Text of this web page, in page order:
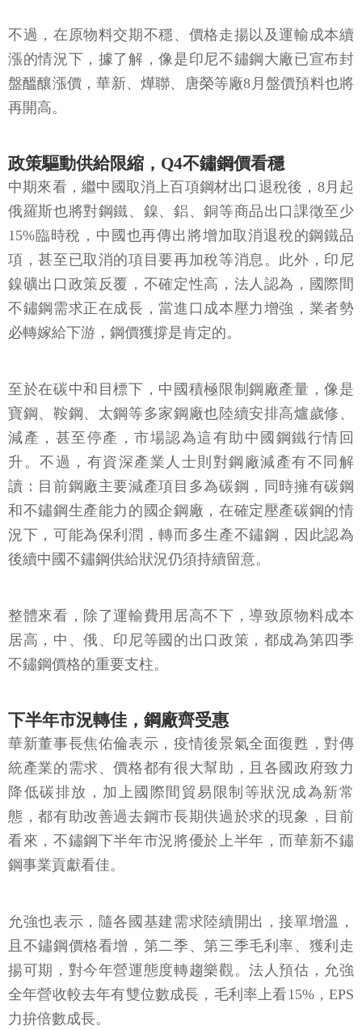
不過，在原物料交期不穩、價格走揚以及運輸成本續
漲的情況下，據了解，像是印尼不鏽鋼大廠已宣布封
盤醞釀漲價，華新、燁聯、唐榮等廠8月盤價預料也將
再開高。
政策驅動供給限縮，Q4不鏽鋼價看穩
中期來看，繼中國取消上百項鋼材出口退稅後，8月起
俄羅斯也將對鋼鐵、鎳、鋁、銅等商品出口課徵至少
15%臨時稅，中國也再傳出將增加取消退稅的鋼鐵品
項，甚至已取消的項目要再加稅等消息。此外，印尼
鎳礦出口政策反覆，不確定性高，法人認為，國際間
不鏽鋼需求正在成長，當進口成本壓力增強，業者勢
必轉嫁給下游，鋼價獲撐是肯定的。
至於在碳中和目標下，中國積極限制鋼廠產量，像是
寶鋼、鞍鋼、太鋼等多家鋼廠也陸續安排高爐歲修、
減產，甚至停產，市場認為這有助中國鋼鐵行情回
升。不過，有資深產業人士則對鋼廠減產有不同解
讀：目前鋼廠主要減產項目多為碳鋼，同時擁有碳鋼
和不鏽鋼生產能力的國企鋼廠，在確定壓產碳鋼的情
況下，可能為保利潤，轉而多生產不鏽鋼，因此認為
後續中國不鏽鋼供給狀況仍須持續留意。
整體來看，除了運輸費用居高不下，導致原物料成本
居高，中、俄、印尼等國的出口政策，都成為第四季
不鏽鋼價格的重要支柱。
下半年市況轉佳，鋼廠齊受惠
華新董事長焦佑倫表示，疫情後景氣全面復甦，對傳
統產業的需求、價格都有很大幫助，且各國政府致力
降低碳排放，加上國際間貿易限制等狀況成為新常
態，都有助改善過去鋼市長期供過於求的現象，目前
看來，不鏽鋼下半年市況將優於上半年，而華新不鏽
鋼事業貢獻看佳。
允強也表示，隨各國基建需求陸續開出，接單增溫，
且不鏽鋼價格看增，第二季、第三季毛利率、獲利走
揚可期，對今年營運態度轉趨樂觀。法人預估，允強
全年營收較去年有雙位數成長，毛利率上看15%，EPS
力拚倍數成長。